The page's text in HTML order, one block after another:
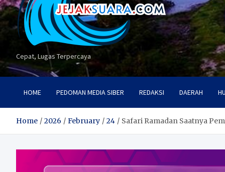
Cepat, Lugas Terpercaya
HOME PEDOMAN MEDIA SIBER REDAKSI DAERAH
Home 2026 February 24 Safari Ramadan Saatnya